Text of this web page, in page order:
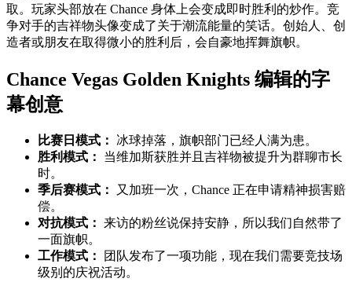
取。玩家头部放在 Chance 身体上会变成即时胜利的炒作。竞
争对手的吉祥物头像变成了关于潮流能量的笑话。创始人、创
造者或朋友在取得微小的胜利后，会自豪地挥舞旗帜。
Chance Vegas Golden Knights 编辑的字
幕创意
比赛日模式：
冰球掉落，旗帜部门已经人满为患。
胜利模式：
当维加斯获胜并且吉祥物被提升为群聊市长
时。
季后赛模式：
又加班一次，Chance 正在申请精神损害赔
偿。
对抗模式： 来访的粉丝说保持安静，所以我们自然带了
一面旗帜。
工作模式：
团队发布了一项功能，现在我们需要竞技场
级别的庆祝活动。